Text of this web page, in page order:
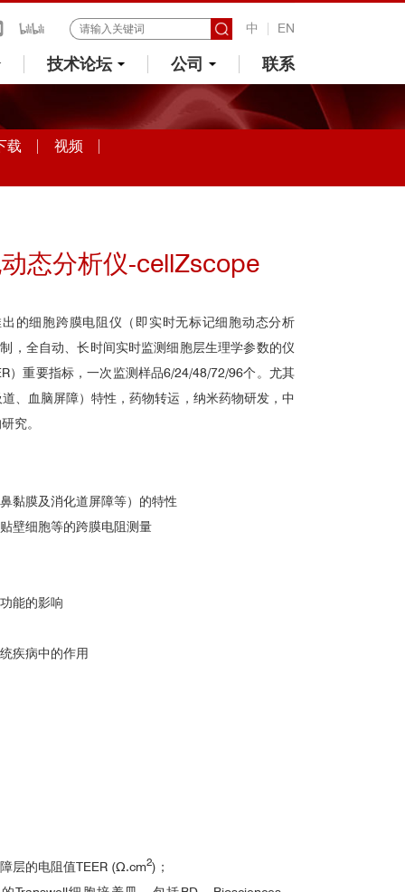
中 EN
技术论坛 公司 联系
载 视频
态分析仪-cellZscope
的细胞跨膜电阻仪（即实时无标记细胞动态分析
全自动、长时间实时监测细胞层生理学参数的仪
）重要指标，一次监测样品6/24/48/72/96个。尤其
、血脑屏障）特性，药物转运，纳米药物研发，中
究。
黏膜及消化道屏障等）的特性
壁细胞等的跨膜电阻测量
能的影响
疾病中的作用
层的电阻值TEER (Ω.cm2)；